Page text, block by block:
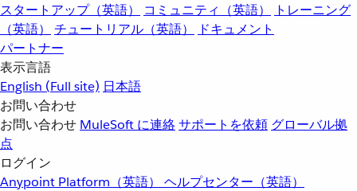
スタートアップ（英語）
コミュニティ（英語）
トレーニング
（英語）
チュートリアル（英語）
ドキュメント
パートナー
表示言語
English (Full site) 日本語
お問い合わせ
お問い合わせ MuleSoft に連絡サポートを依頼 グローバル拠
点
ログイン
Anypoint Platform（英語） ヘルプセンター（英語）